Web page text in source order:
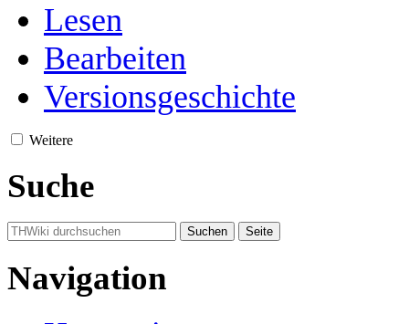
Lesen
Bearbeiten
Versionsgeschichte
Weitere
Suche
Navigation